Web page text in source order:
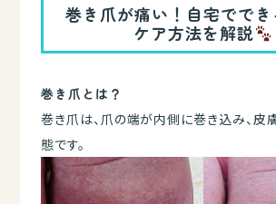
巻き爪が痛い！自宅ででき
ケア方法を解説
巻き爪とは？
巻き爪は、爪の端が内側に巻き込み、皮
態です。